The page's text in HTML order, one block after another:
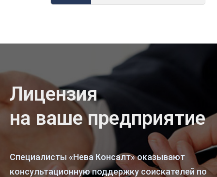
Лицензия
на ваше предприятие
Специалисты «Нева Консалт» оказывают
консультационную поддержку соискателей по